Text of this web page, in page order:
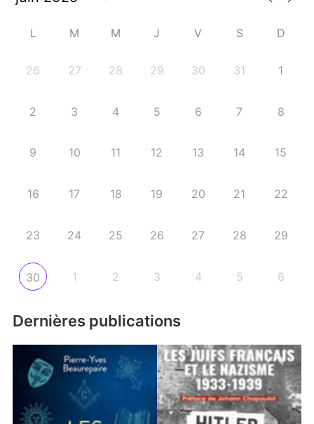
L M M J V S D
26 27 28 29 30 31 1
2 3 4 5 6 7 8
9 10 11 12 13 14 15
16 17 18 19 20 21 22
23 24 25 26 27 28 29
30 1 2 3 4 5 6
Dernières publications